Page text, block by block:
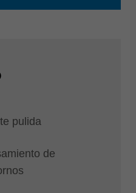
pulida
de